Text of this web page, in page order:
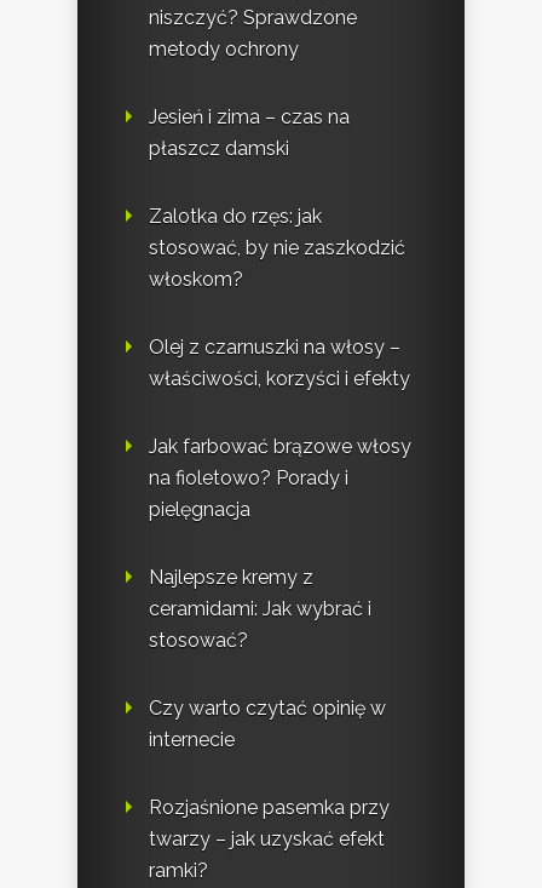
niszczyć? Sprawdzone
metody ochrony
Jesień i zima – czas na
płaszcz damski
Zalotka do rzęs: jak
stosować, by nie zaszkodzić
włoskom?
Olej z czarnuszki na włosy –
właściwości, korzyści i efekty
Jak farbować brązowe włosy
na fioletowo? Porady i
pielęgnacja
Najlepsze kremy z
ceramidami: Jak wybrać i
stosować?
Czy warto czytać opinię w
internecie
Rozjaśnione pasemka przy
twarzy – jak uzyskać efekt
ramki?